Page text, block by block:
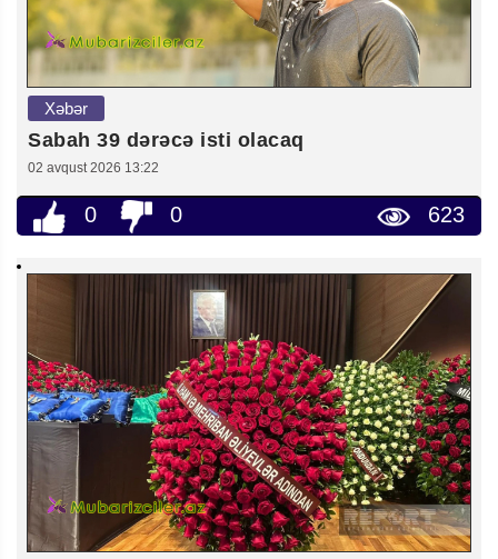
Xəbər
Sabah 39 dərəcə isti olacaq
02 avqust 2026 13:22
0 0 623